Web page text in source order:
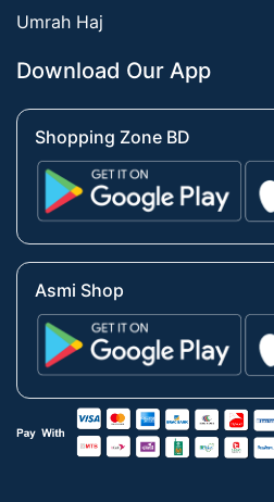
Umrah Haj
Download Our App
Shopping Zone BD
Asmi Shop